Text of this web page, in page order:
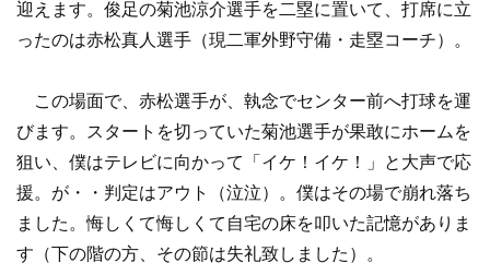
迎えます。俊足の菊池涼介選手を二塁に置いて、打席に立
ったのは赤松真人選手（現二軍外野守備・走塁コーチ）。
この場面で、赤松選手が、執念でセンター前へ打球を運
びます。スタートを切っていた菊池選手が果敢にホームを
狙い、僕はテレビに向かって「イケ！イケ！」と大声で応
援。が・・判定はアウト（泣泣）。僕はその場で崩れ落ち
ました。悔しくて悔しくて自宅の床を叩いた記憶がありま
す（下の階の方、その節は失礼致しました）。